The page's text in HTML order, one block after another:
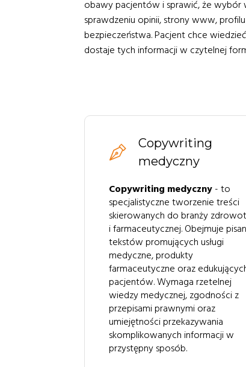
obawy pacjentów i sprawić, że wybór
sprawdzeniu opinii, strony www,
bezpieczeństwa. Pacjent chce
dostaje tych informacji w czytelnej
Copywriting
medyczny
Copywriting medyczny - to
specjalistyczne tworzenie treści
skierowanych do branży
i farmaceutycznej. Obejmuje
tekstów promujących usługi
medyczne, produkty
farmaceutyczne oraz
pacjentów. Wymaga rzetelnej
wiedzy medycznej, zgodności z
przepisami prawnymi oraz
umiejętności przekazywania
skomplikowanych informacji w
przystępny sposób.